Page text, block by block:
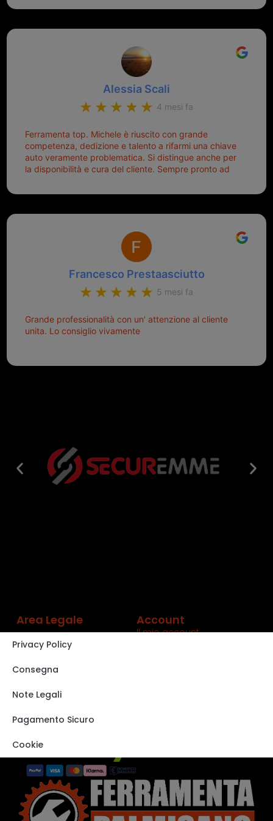
mette di buon umore, e ti fa cominciare bene la
lo consiglio a chiunque debba duplicare una chiave
onesto evitando spese ben più esose. Competenti,
un punto di riferimento per situazioni di questo tipo
Alessia Scali
4 mesi fa
Ferramenta top. Michele è riuscito con grande
competenza, dedizione e talento a rifarmi una chiave
auto veramente problematica. Si distingue anche per
la disponibilità e cura del cliente. Sempre pronto ad
Francesco Prestaasciutto
5 mesi fa
Grande professionalità con un' attenzione al cliente
unita. Lo consiglio vivamente
Area Legale
Privacy Policy
Consegna
Note Legali
Pagamento Sicuro
Cookie
Account
Il mio account
VISITA IL NOSTRO